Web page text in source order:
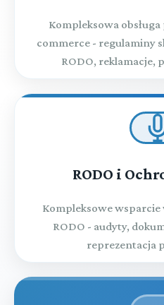
Kompleksowa
commerce - regulaminy
RODO, reklamacje,
RODO i
Kompleksowe wsparcie
RODO - audyty,
reprezentacja